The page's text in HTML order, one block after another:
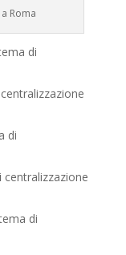
Roma
di
di
centralizzazione
di